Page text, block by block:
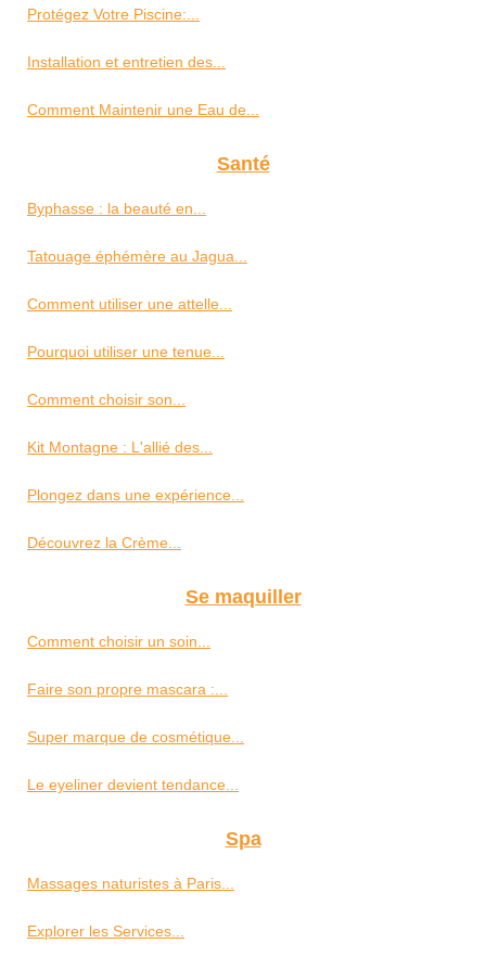
Protégez Votre Piscine:...
Installation et entretien des...
Comment Maintenir une Eau de...
Santé
Byphasse : la beauté en...
Tatouage éphémère au Jagua...
Comment utiliser une attelle...
Pourquoi utiliser une tenue...
Comment choisir son...
Kit Montagne : L'allié des...
Plongez dans une expérience...
Découvrez la Crème...
Se maquiller
Comment choisir un soin...
Faire son propre mascara :...
Super marque de cosmétique...
Le eyeliner devient tendance...
Spa
Massages naturistes à Paris...
Explorer les Services...